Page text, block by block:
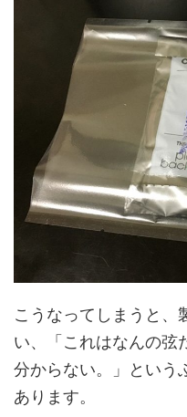
こうなってしまうと、
い、「これはなんの弦
分からない。」という
あります。